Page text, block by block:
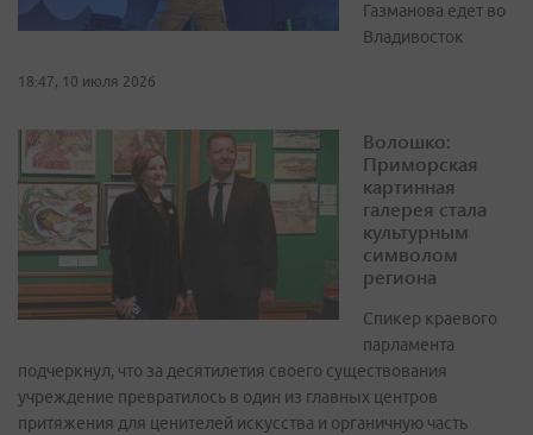
Газманова едет во
Владивосток
18:47, 10 июля 2026
Волошко:
Приморская
картинная
галерея стала
культурным
символом
региона
Спикер краевого
парламента
подчеркнул, что за десятилетия своего существования
учреждение превратилось в один из главных центров
притяжения для ценителей искусства и органичную часть